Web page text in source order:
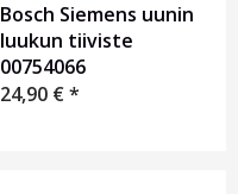
Bosch Siemens uunin
luukun tiiviste
00754066
24,90 €*